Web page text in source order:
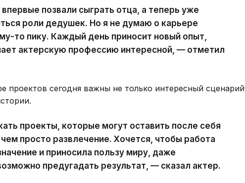
позвали сыграть отца, а теперь уже
роли дедушек. Но я не думаю о карьере
то пику. Каждый день приносит новый опыт,
актерскую профессию интересной, — отметил
проектов сегодня важны не только интересный сценарий
проекты, которые могут оставить после себя
просто развлечение. Хочется, чтобы работа
и приносила пользу миру, даже
предугадать результат, — сказал актер.